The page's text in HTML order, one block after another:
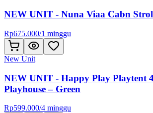
NEW UNIT - Nuna Viaa Cabn
Rp675.000/1 minggu
New Unit
NEW UNIT - Happy Play Playtent
Playhouse – Green
Rp599.000/4 minggu